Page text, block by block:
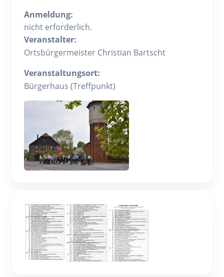
Anmeldung:
nicht erforderlich.
Veranstalter:
Ortsbürgermeister Christian Bartscht
Veranstaltungsort:
Bürgerhaus (Treffpunkt)